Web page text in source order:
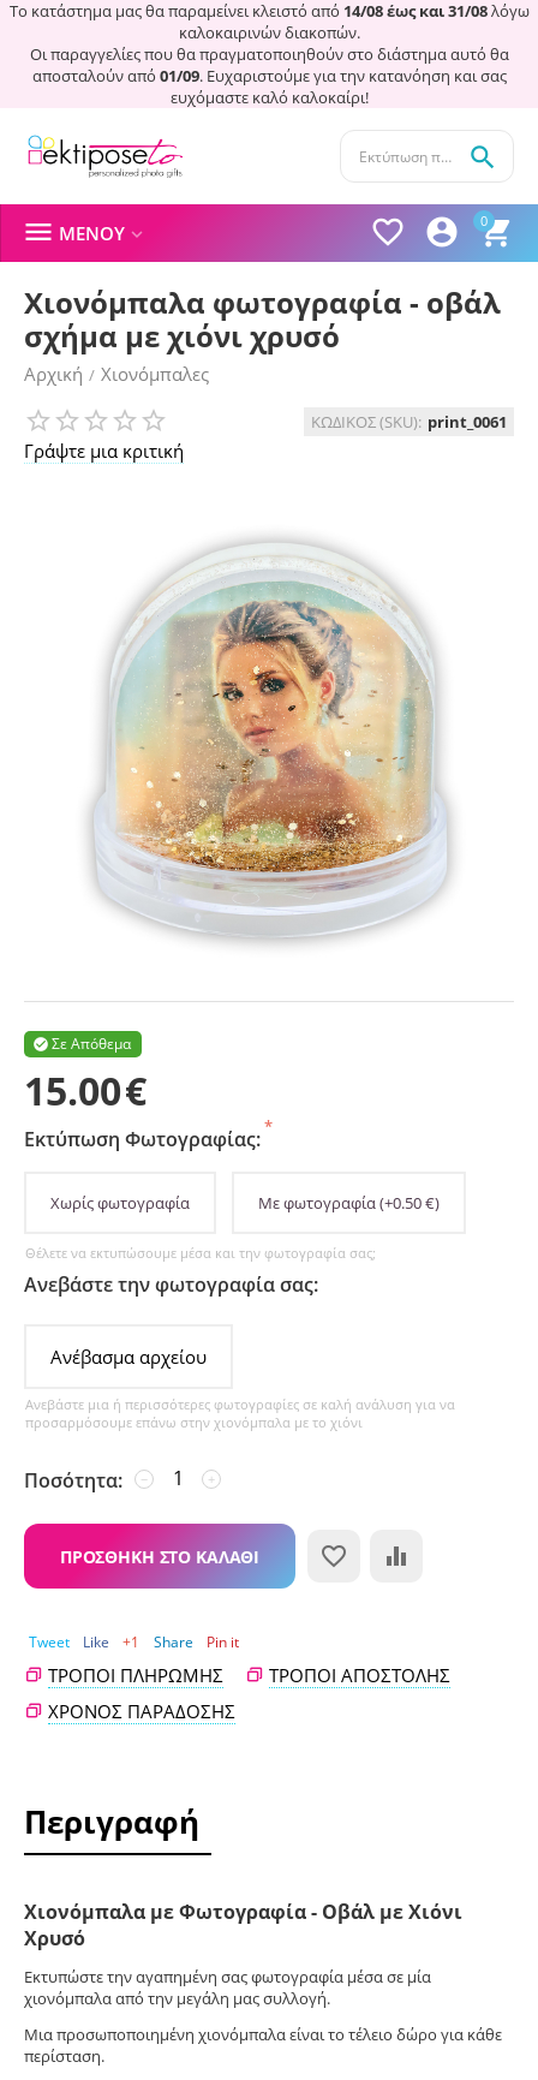
Το κατάστημα μας θα παραμείνει κλειστό από 14/08 έως και 31/08λόγω
καλοκαιρινών διακοπών.
Οι παραγγελίες που θα πραγματοποιηθούν στο διάστημα αυτό θα
αποσταλούν από 01/09. Ευχαριστούμε για την κατανόηση και σας
ευχόμαστε καλό καλοκαίρι!
0




 ΜΕΝΟΎ 
Χιονόμπαλα φωτογραφία - οβάλ
σχήμα με χιόνι χρυσό
Αρχική / Χιονόμπαλες
Γράψτε μια κριτική
ΚΩΔΙΚΟΣ (SKU): print_0061
Σε Απόθεμα

15.00€
Εκτύπωση Φωτογραφίας:
Χωρίς φωτογραφία Με φωτογραφία(+0.50€)
Θέλετε να εκτυπώσουμε μέσα και την φωτογραφία σας;
Ανεβάστε την φωτογραφία σας:
Ανέβασμα αρχείου
Ανεβάστε μια ή περισσότερες φωτογραφίες σε καλή ανάλυση για να
προσαρμόσουμε επάνω στην χιονόμπαλα με το χιόνι
Ποσότητα: +
−
ΠΡΟΣΘΉΚΗ ΣΤΟ ΚΑΛΆΘΙ
Tweet Like +1 Share Pin it
ΤΡΌΠΟΙ ΠΛΗΡΩΜΉΣ
ΤΡΌΠΟΙ ΑΠΟΣΤΟΛΉΣ
ΧΡΌΝΟΣ ΠΑΡΆΔΟΣΗΣ
Περιγραφή
Χιονόμπαλα με Φωτογραφία - Οβάλ με Χιόνι
Χρυσό
Εκτυπώστε την αγαπημένη σας φωτογραφία μέσα σε μία
χιονόμπαλα από την μεγάλη μας συλλογή.
Μια προσωποποιημένη χιονόμπαλα είναι το τέλειο δώρο για κάθε
περίσταση.